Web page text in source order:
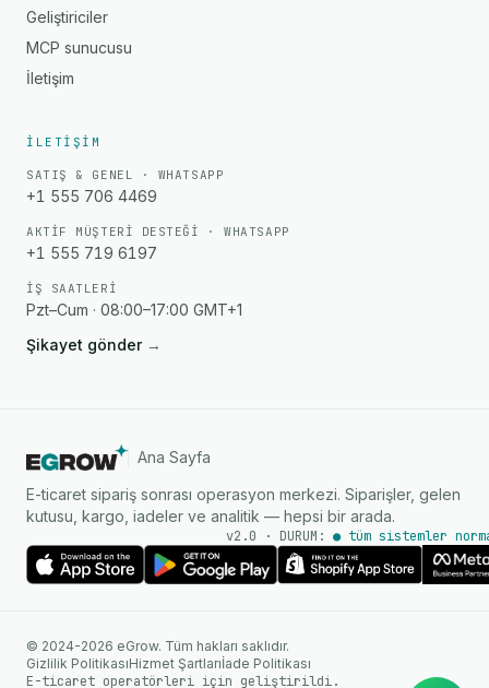
Geliştiriciler
MCP sunucusu
İletişim
İLETIŞIM
SATIŞ & GENEL · WHATSAPP
+1 555 706 4469
AKTIF MÜŞTERI DESTEĞI · WHATSAPP
+1 555 719 6197
İŞ SAATLERI
Pzt–Cum · 08:00–17:00 GMT+1
Şikayet gönder →
Ana Sayfa
E-ticaret sipariş sonrası operasyon merkezi. Siparişler, gelen
kutusu, kargo, iadeler ve analitik — hepsi bir arada.
v2.0 · DURUM: ● tüm sistemler
© 2024-2026 eGrow. Tüm hakları saklıdır.
Gizlilik PolitikasıHizmet Şartlarıİade Politikası
E-ticaret operatörleri için geliştirildi.
yanıtlar